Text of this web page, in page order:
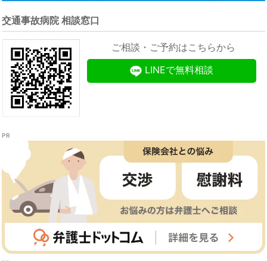
交通事故病院 相談窓口
ご相談・ご予約はこちらから
LINEで無料相談